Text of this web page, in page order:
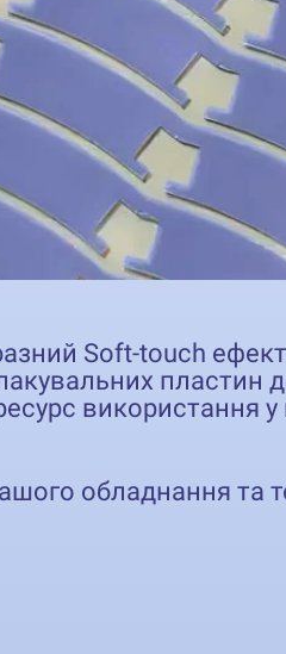
Soft-touch ефект
пластин
використання у
обладнання та